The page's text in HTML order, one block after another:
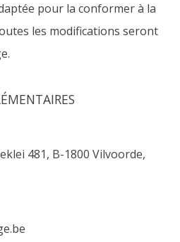
pour la conformer à la
les modifications seront
481, B-1800 Vilvoorde,